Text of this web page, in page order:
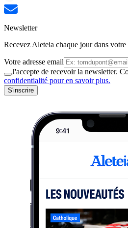
Newsletter
Recevez Aleteia chaque jour dans
Votre adresse email
J'accepte de recevoir la newsletter.
confidentialité pour en savoir plus.
S'inscrire